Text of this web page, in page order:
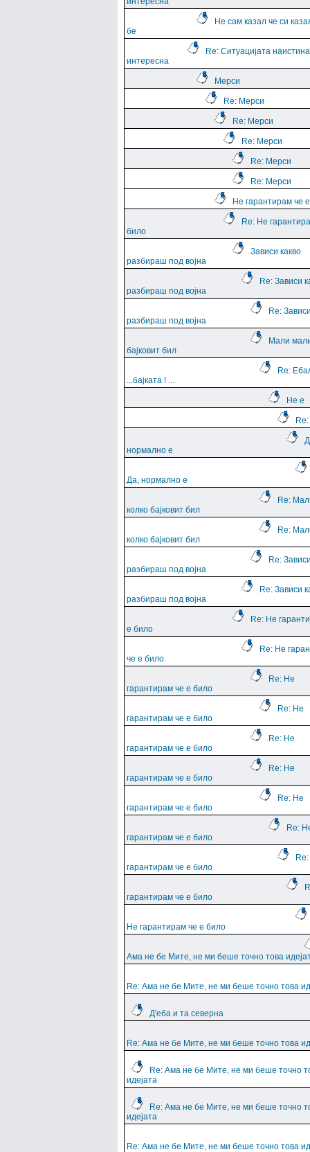
Не сам казал че си
бе
Re: Ситуацијата
интересна
Мерси
Re: Мерси
Re: Мерси
Re: Мерси
Re: Мерси
Re: Мерси
Не гарантирам че
Re: Не
било
Зависи какво
разбираш под војна
Re: Зависи
разбираш под војна
Re:
разбираш под војна
Мали
бајковит бил
Re:
...баjката ! ...
Не е
нормално е
Да, нормално е
Re:
колко бајковит бил
Re:
колко бајковит бил
Re:
разбираш под војна
Re: Зависи
разбираш под војна
Re: Не
е било
Re: Не
че е било
Re: Не
гарантирам че е било
Re: Не
гарантирам че е било
Re: Не
гарантирам че е било
Re: Не
гарантирам че е било
Re: Не
гарантирам че е било
Re:
гарантирам че е било
гарантирам че е било
гарантирам че е било
Не гарантирам че е било
Ама не бе Мите, не ми беше точно това
Re: Ама не бе Мите, не ми беше точно това
Д'еба и та северна
Re: Ама не бе Мите, не ми беше точно това
Re: Ама не бе Мите, не ми беше точно
идејата
Re: Ама не бе Мите, не ми беше точно
идејата
Re: Ама не бе Мите, не ми беше точно това